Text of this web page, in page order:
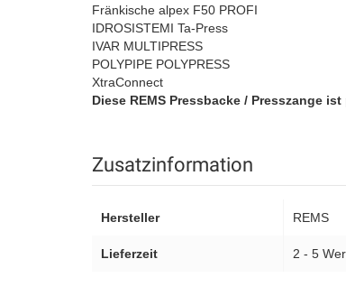
Fränkische alpex F50 PROFI
IDROSISTEMI Ta-Press
IVAR MULTIPRESS
POLYPIPE POLYPRESS
XtraConnect
Diese REMS Pressbacke / Presszange
Zusatzinformation
Hersteller REMS
Lieferzeit 2 - 5